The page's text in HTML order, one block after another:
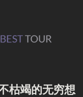
枯竭的无穷想